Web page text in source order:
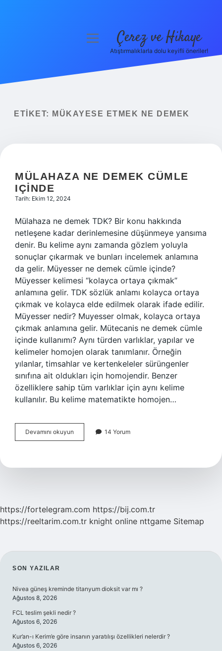
Yasal Uyarı
menüyü Çerez ve Hikaye
Atıştırmalıklarla dolu keyifli öneriler!
ETIKET: MÜKAYESE ETMEK NE DEMEK
MÜLAHAZA NE DEMEK CÜMLE
IÇINDE
Tarih: Ekim 12, 2024
Mülahaza ne demek TDK? Bir konu hakkında
netleşene kadar derinlemesine düşünmeye yansıma
denir. Bu kelime aynı zamanda gözlem yoluyla
sonuçlar çıkarmak ve bunları incelemek anlamına
da gelir. Müyesser ne demek cümle içinde?
Müyesser kelimesi “kolayca ortaya çıkmak”
anlamına gelir. TDK sözlük anlamı kolayca ortaya
çıkmak ve kolayca elde edilmek olarak ifade edilir.
Müyesser nedir? Muyesser olmak, kolayca ortaya
çıkmak anlamına gelir. Mütecanis ne demek cümle
içinde kullanımı? Aynı türden varlıklar, yapılar ve
kelimeler homojen olarak tanımlanır. Örneğin
yılanlar, timsahlar ve kertenkeleler sürüngenler
sınıfına ait oldukları için homojendir. Benzer
özelliklere sahip tüm varlıklar için aynı kelime
kullanılır. Bu kelime matematikte homojen…
Devamını okuyun Mülahaza
Ne
Içinde
14 Yorum
https://fortelegram.com https://bij.com.tr
https://reeltarim.com.tr knight online nttgame Sitemap
SIDEBAR
SON YAZILAR
Nivea güneş kreminde titanyum dioksit var mı ?
Ağustos 8, 2026
FCL teslim şekli nedir ?
Ağustos 6, 2026
Kur’an-ı Kerim’e göre insanın yaratılışı özellikleri nelerdir ?
Ağustos 6, 2026